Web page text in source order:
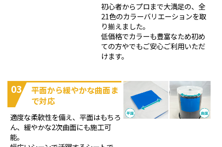
初心者からプロまで大満足の、全
21色のカラーバリエーションを取
り揃えました。
低価格でカラーも豊富なため初め
ての方やでもご安心ご利用いただ
けます。
03
平面から緩やかな曲面ま
で対応
適度な柔軟性を備え、平面はもちろ
ん、緩やかな2次曲面にも施工可
能。